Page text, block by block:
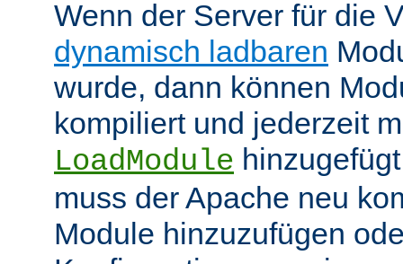
Wenn der Server für die
dynamisch ladbaren
wurde, dann können
kompiliert und jederzeit
LoadModule
muss der Apache neu
Module hinzuzufügen